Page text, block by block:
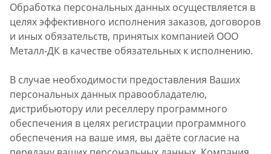
Обработка персональных данных осуществляется в
целях эффективного исполнения заказов, договоров
и иных обязательств, принятых компанией ООО
Металл-ДК в качестве обязательных к исполнению.
В случае необходимости предоставления Ваших
персональных данных правообладателю,
дистрибьютору или реселлеру программного
обеспечения в целях регистрации программного
обеспечения на ваше имя, вы даёте согласие на